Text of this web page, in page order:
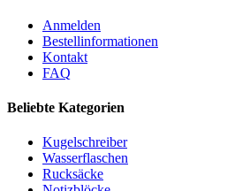
Anmelden
Bestellinformationen
Kontakt
FAQ
Beliebte Kategorien
Kugelschreiber
Wasserflaschen
Rucksäcke